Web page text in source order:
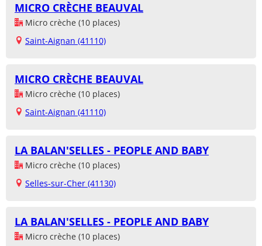
MICRO CRÈCHE BEAUVAL
Micro crèche (10 places)
Saint-Aignan (41110)
MICRO CRÈCHE BEAUVAL
Micro crèche (10 places)
Saint-Aignan (41110)
LA BALAN'SELLES - PEOPLE AND BABY
Micro crèche (10 places)
Selles-sur-Cher (41130)
LA BALAN'SELLES - PEOPLE AND BABY
Micro crèche (10 places)